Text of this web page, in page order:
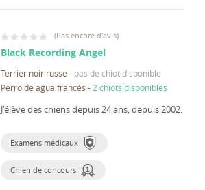
(Pas encore d'avis)
Black Recording Angel
Terrier noir russe - pas de chiot disponible
Perro de agua francés - 2 chiots disponibles
J'élève des chiens depuis 24 ans, depuis 2002.
Examens médicaux
Chien de concours